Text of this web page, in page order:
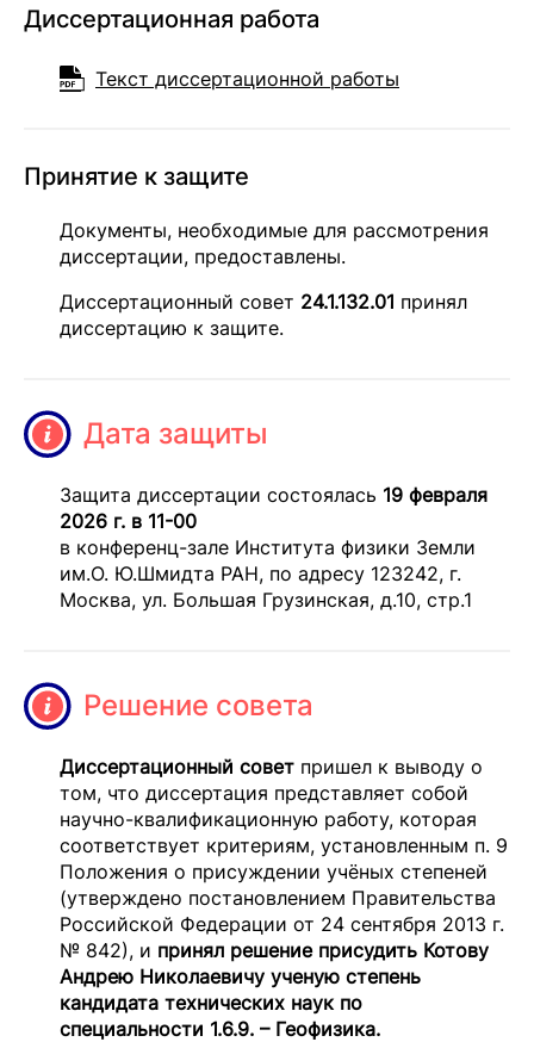
Диссертационная работа
Текст диссертационной работы
Принятие к защите
Документы, необходимые для рассмотрения
диссертации, предоставлены.
Диссертационный совет 24.1.132.01 принял
диссертацию к защите.
Дата защиты
Защита диссертации состоялась 19 февраля
2026 г. в 11-00
в конференц-зале Института физики Земли
им.О. Ю.Шмидта РАН, по адресу 123242, г.
Москва, ул. Большая Грузинская, д.10, стр.1
Решение совета
Диссертационный совет пришел к выводу о
том, что диссертация представляет собой
научно-квалификационную работу, которая
соответствует критериям, установленным п. 9
Положения о присуждении учёных степеней
(утверждено постановлением Правительства
Российской Федерации от 24 сентября 2013 г.
№ 842), и принял решение присудить Котову
Андрею Николаевичу ученую степень
кандидата технических наук по
специальности 1.6.9. – Геофизика.